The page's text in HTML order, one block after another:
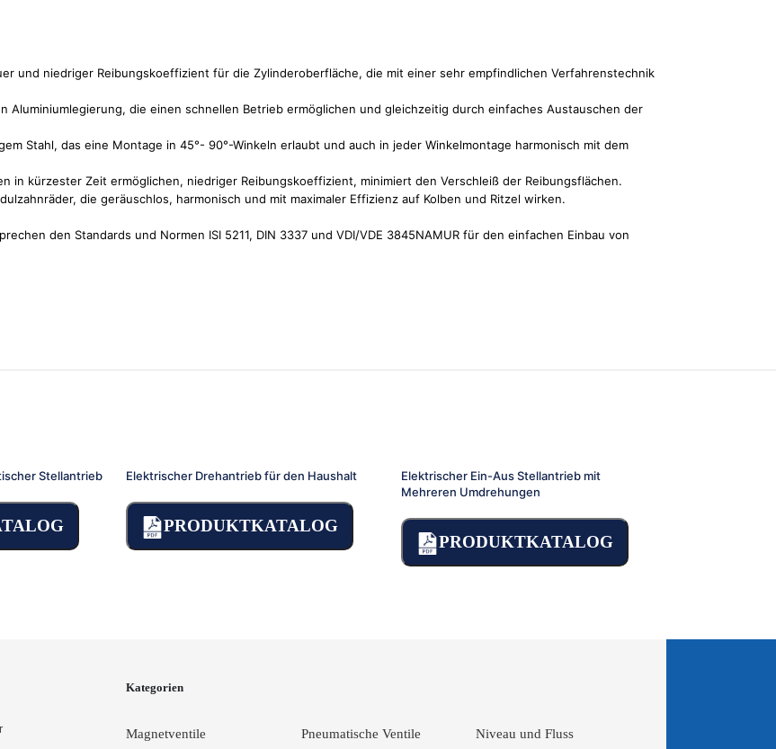
und niedriger Reibungskoeffizient für die Zylinderoberfläche, die mit einer sehr empfindlichen Verfahrenstechnik
Aluminiumlegierung, die einen schnellen Betrieb ermöglichen und gleichzeitig durch einfaches Austauschen der
Stahl, das eine Montage in 45°- 90°-Winkeln erlaubt und auch in jeder Winkelmontage harmonisch mit dem
in kürzester Zeit ermöglichen, niedriger Reibungskoeffizient, minimiert den Verschleiß der Reibungsflächen.
die geräuschlos, harmonisch und mit maximaler Effizienz auf Kolben und Ritzel wirken.
den Standards und Normen ISI 5211, DIN 3337 und VDI/VDE 3845NAMUR für den einfachen Einbau von
Stellantrieb Elektrischer Drehantrieb für den Haushalt
PRODUKTKATALOG
Elektrischer Ein-Aus Stellantrieb mit
Mehreren Umdrehungen
PRODUKTKATALOG
Kategorien
Magnetventile Pneumatische Ventile Niveau und Fluss